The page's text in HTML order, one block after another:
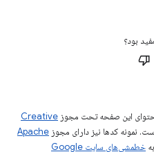
بود؟
این صفحه تحت مجوز Creative
نمونه کدها نیز دارای مجوز Apache
خطمشی‌های سایت Google